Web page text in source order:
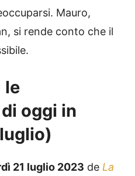
Mauro,
si rende conto che il
le
oggi in
21 luglio 2023 de La